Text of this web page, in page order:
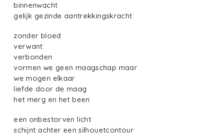
binnenwacht
gelijk gezinde aantrekkingskracht
zonder bloed
verwant
verbonden
vormen we geen maagschap maar
we mogen elkaar
liefde door de maag
het merg en het been
een onbestorven licht
schijnt achter een silhouetcontour